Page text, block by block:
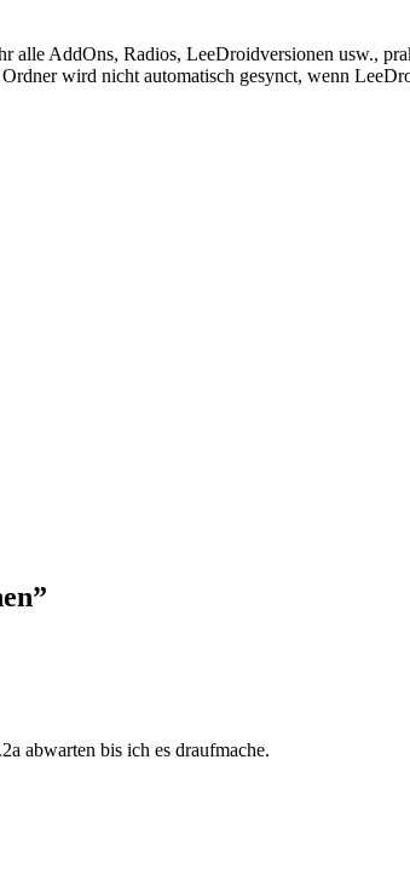
AddOns, Radios, LeeDroidversionen usw.,
wird nicht automatisch gesynct, wenn
abwarten bis ich es draufmache.